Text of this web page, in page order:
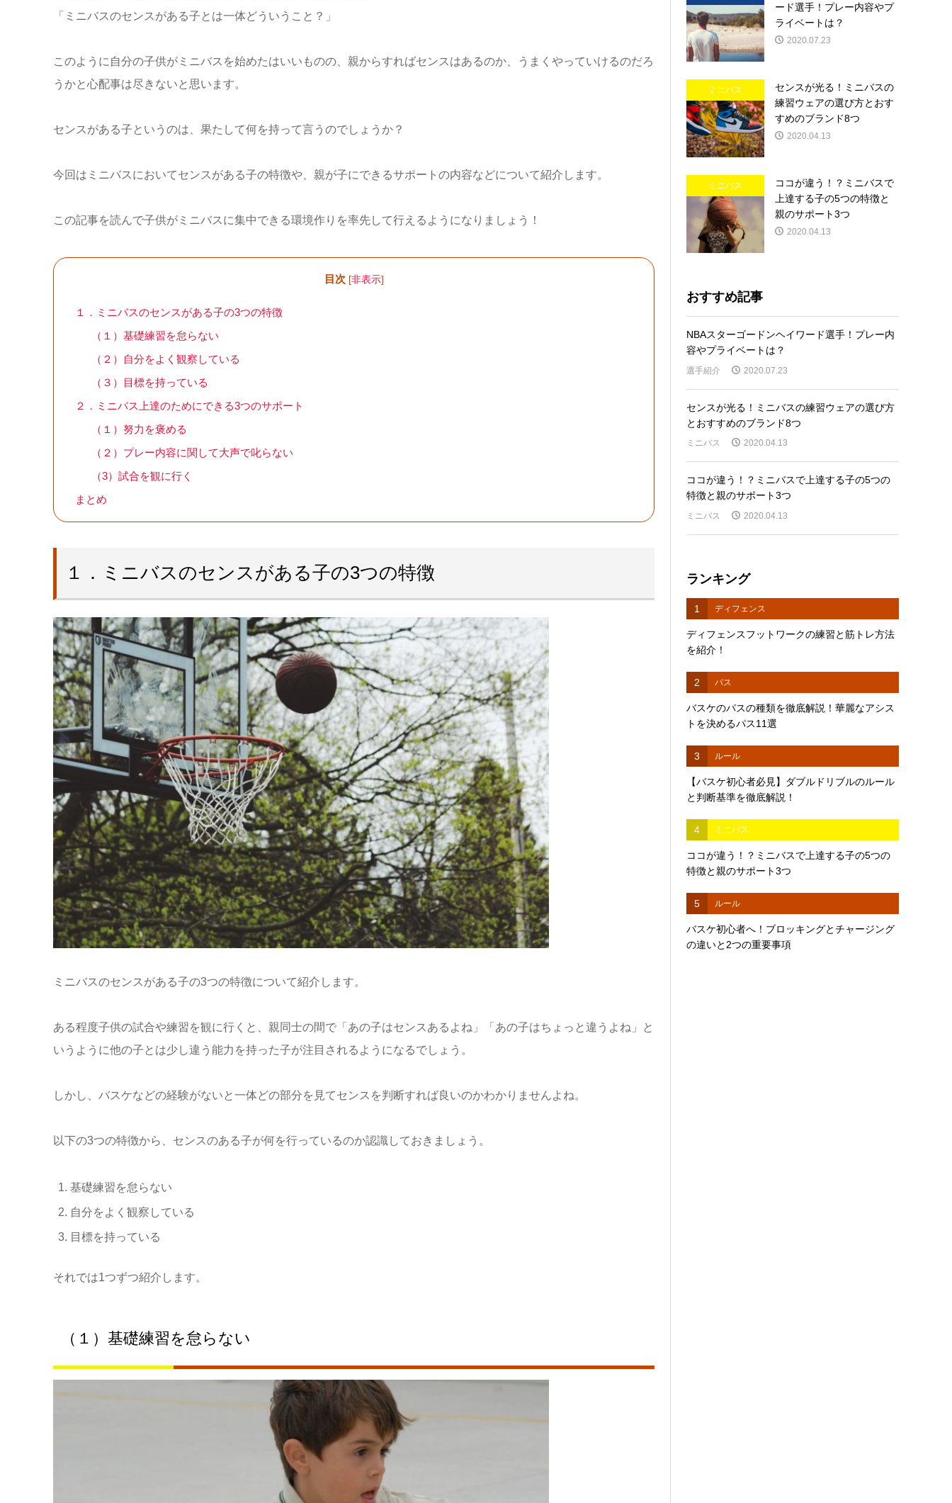
「ミニバスのセンスがある子とは一体どういうこと？」
このように自分の子供がミニバスを始めたはいいものの、親からすればセンスはあるのか、うまくやっていけるのだろ
うかと心配事は尽きないと思います。
センスがある子というのは、果たして何を持って言うのでしょうか？
今回はミニバスにおいてセンスがある子の特徴や、親が子にできるサポートの内容などについて紹介します。
この記事を読んで子供がミニバスに集中できる環境作りを率先して行えるようになりましょう！
目次 [非表示]
１．ミニバスのセンスがある子の3つの特徴
（１）基礎練習を怠らない
（２）自分をよく観察している
（３）目標を持っている
２．ミニバス上達のためにできる3つのサポート
（１）努力を褒める
（２）プレー内容に関して大声で叱らない
（3）試合を観に行く
まとめ
１．ミニバスのセンスがある子の3つの特徴
ミニバスのセンスがある子の3つの特徴について紹介します。
ある程度子供の試合や練習を観に行くと、親同士の間で「あの子はセンスあるよね」「あの子はちょっと違うよね」と
いうように他の子とは少し違う能力を持った子が注目されるようになるでしょう。
しかし、バスケなどの経験がないと一体どの部分を見てセンスを判断すれば良いのかわかりませんよね。
以下の3つの特徴から、センスのある子が何を行っているのか認識しておきましょう。
基礎練習を怠らない
自分をよく観察している
目標を持っている
それでは1つずつ紹介します。
（１）基礎練習を怠らない
ード選手！プレー内容やプ
ライベートは？
2020.07.23
ミニバス
センスが光る！ミニバスの
練習ウェアの選び方とおす
すめのブランド8つ
2020.04.13
ミニバス
ココが違う！？ミニバスで
上達する子の5つの特徴と
親のサポート3つ
2020.04.13
おすすめ記事
NBAスターゴードンヘイワード選手！プレー内
容やプライベートは？
選手紹介 2020.07.23
センスが光る！ミニバスの練習ウェアの選び方
とおすすめのブランド8つ
ミニバス 2020.04.13
ココが違う！？ミニバスで上達する子の5つの
特徴と親のサポート3つ
ミニバス 2020.04.13
ランキング
1 ディフェンス
ディフェンスフットワークの練習と筋トレ方法
を紹介！
2 パス
バスケのパスの種類を徹底解説！華麗なアシス
トを決めるパス11選
3 ルール
【バスケ初心者必見】ダブルドリブルのルール
と判断基準を徹底解説！
4 ミニバス
ココが違う！？ミニバスで上達する子の5つの
特徴と親のサポート3つ
5 ルール
バスケ初心者へ！ブロッキングとチャージング
の違いと2つの重要事項